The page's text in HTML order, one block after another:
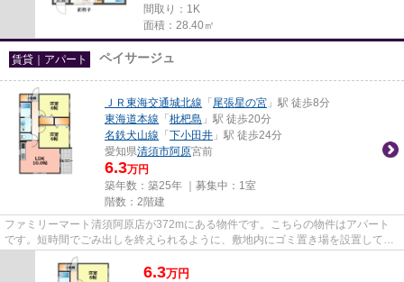
間取り：1K
面積：28.40㎡
賃貸｜アパート ペイサージュ
ＪＲ東海交通城北線 「 尾張星の宮 」駅 徒歩8分
東海道本線 「 枇杷島 」駅 徒歩20分
名鉄犬山線 「 下小田井 」駅 徒歩24分
愛知県清須市阿原宮前
6.3万円
築年数：築25年 ｜募集中： 1室
階数：2階建
ファミリーマート清須阿原店が372mにある物件です。こちらの物件はアパート
です。短時間でごみ出しを終えられるように、敷地内にゴミ置き場を設置してい
ます。「ペイサージュ」の物件...
6.3万円